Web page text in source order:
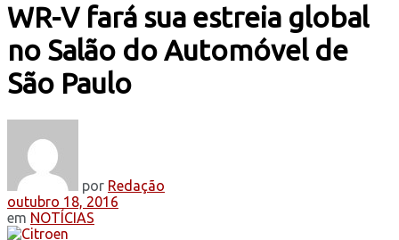
WR-V fará sua estreia global
no Salão do Automóvel de
São Paulo
por Redação
outubro 18, 2016
em NOTÍCIAS